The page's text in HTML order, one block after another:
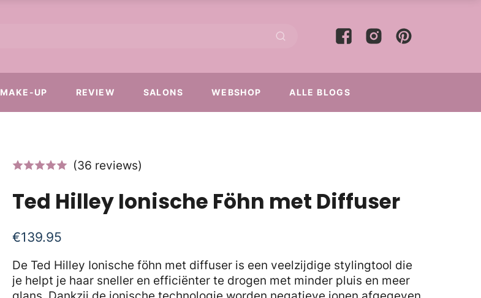
MAKE-UP REVIEW SALONS WEBSHOP ALLE BLOGS
(36 reviews)
Ted Hilley Ionische Föhn met Diffuser
€139.95
De Ted Hilley Ionische föhn met diffuser is een veelzijdige stylingtool die
je helpt je haar sneller en efficiënter te drogen met minder pluis en meer